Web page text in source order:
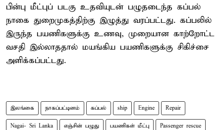
பின்பு மீட்புப் படகு உதவியுடன் பழுதடைந்த கப்பல்
நாகை துறைமுகத்திற்கு இழுத்து வரப்பட்டது. கப்பலில்
இருந்த பயணிகளுக்கு உணவு, முறையான காற்றோட்ட
வசதி இல்லாததால் மயங்கிய பயணிகளுக்கு சிகிச்சை
அளிக்கப்பட்டது.
இலங்கை நாகப்பட்டினம் கப்பல் ship Engine Repair
Nagai- Sri Lanka எஞ்சின் பழுது பயணிகள் மீட்பு Passenger rescue